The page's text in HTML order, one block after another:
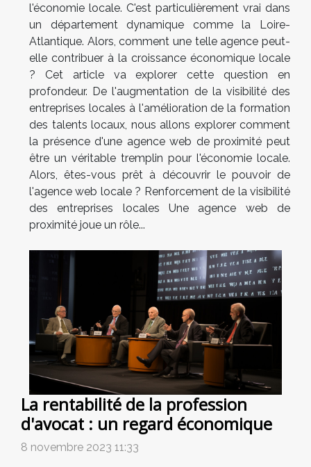
l'économie locale. C'est particulièrement vrai dans
un département dynamique comme la Loire-
Atlantique. Alors, comment une telle agence peut-
elle contribuer à la croissance économique locale
? Cet article va explorer cette question en
profondeur. De l'augmentation de la visibilité des
entreprises locales à l'amélioration de la formation
des talents locaux, nous allons explorer comment
la présence d'une agence web de proximité peut
être un véritable tremplin pour l'économie locale.
Alors, êtes-vous prêt à découvrir le pouvoir de
l'agence web locale ? Renforcement de la visibilité
des entreprises locales Une agence web de
proximité joue un rôle...
La rentabilité de la profession
d'avocat : un regard économique
8 novembre 2023 11:33